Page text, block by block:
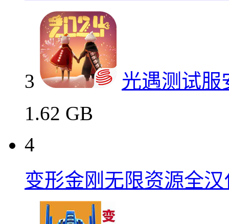
3
光遇测试服
1.62 GB
4
变形金刚无限资源全汉